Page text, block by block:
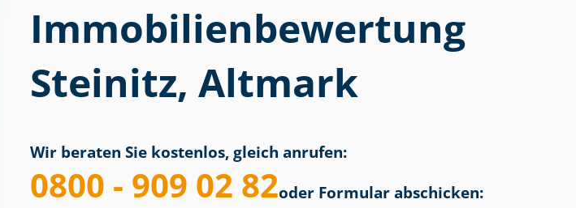
Immobilien­bewertung
Steinitz, Altmark
Wir beraten Sie kostenlos, gleich anrufen:
0800 - 909 02 82oder Formular abschicken: